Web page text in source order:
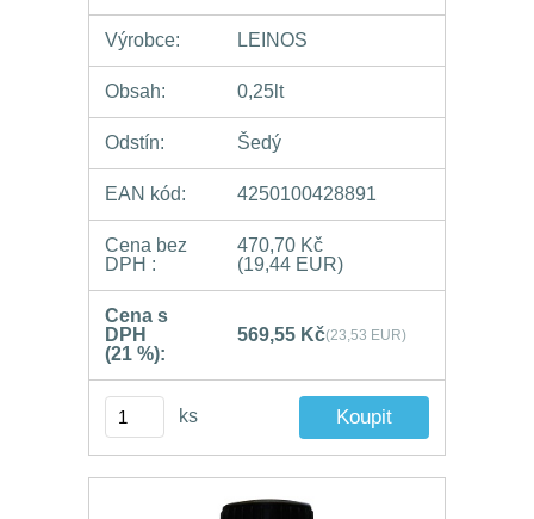
Výrobce: LEINOS
Obsah: 0,25lt
Odstín: Šedý
EAN kód: 4250100428891
Cena bez
DPH :
470,70 Kč
(19,44 EUR)
Cena s
DPH
(21 %):
569,55 Kč(23,53 EUR)
ks